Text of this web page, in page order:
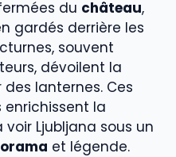
du château,
gardés derrière les
souvent
dévoilent la
des lanternes. Ces
enrichissent la
Ljubljana sous un
et légende.